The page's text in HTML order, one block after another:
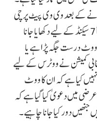
کے بعد وی وی پیٹ پرچی
کو ایک شفاف وِنڈو کے ذریعہ سے تقریباً 7 سیکنڈ کے لیے دکھایا جانا
ووٹ درست جگہ پڑا ہے یا
کمیشن نے ووٹرس کے لیے
کیا ہے کہ ان کا ووٹ
عرضی میں دعویٰ کیا گیا ہے کہ
دور کیا جانا چاہیے۔